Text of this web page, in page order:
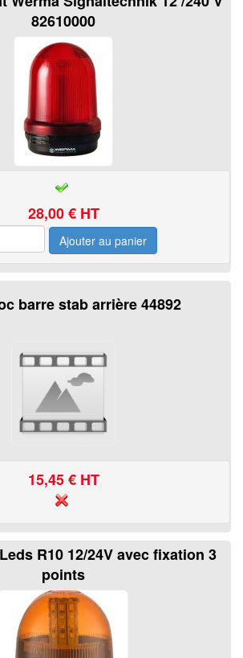
82610000
28,00€ HT
barre stab arrière 44892
15,45€ HT
R10 12/24V avec fixation 3
points